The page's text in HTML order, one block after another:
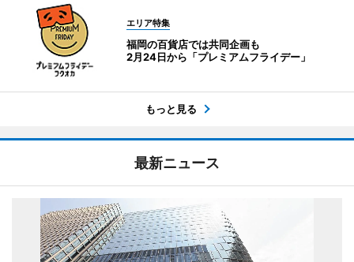
エリア特集
福岡の百貨店では共同企画も
2月24日から「プレミアムフライデー」
もっと見る
最新ニュース